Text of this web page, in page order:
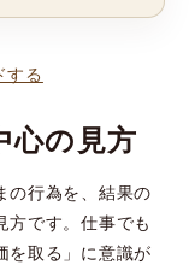
する
心の見方
の行為を、結果の
方です。仕事でも
を取る」に意識が